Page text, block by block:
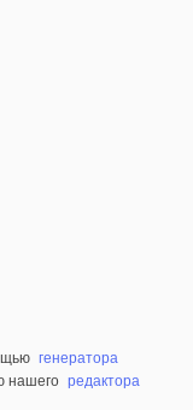
генератора
нашего редактора